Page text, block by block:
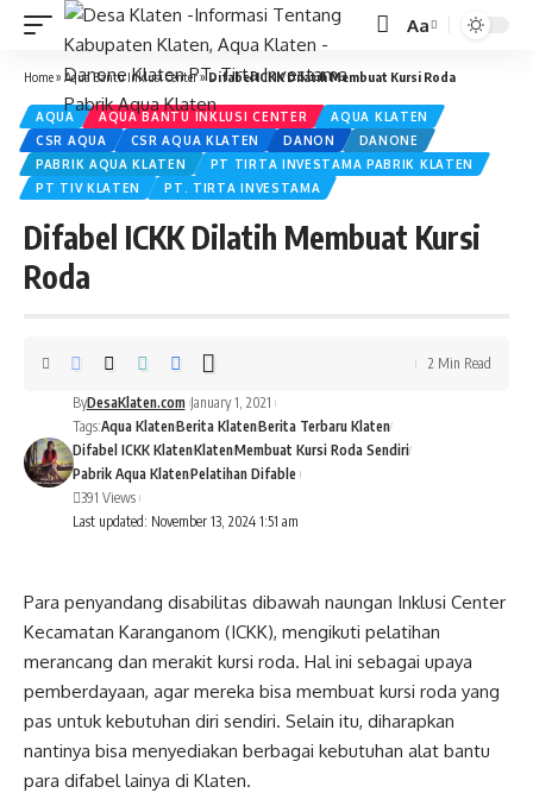
Font
Resizer
Aa
Home» Aqua Bantu Inklusi Center» Difabel ICKK Dilatih Membuat Kursi Roda
AQUA AQUA BANTU INKLUSI CENTER
AQUA KLATEN
CSR AQUA
CSR AQUA KLATEN DANON
DANONE
PABRIK AQUA KLATEN
PT TIRTA INVESTAMA PABRIK KLATEN
PT TIV KLATEN
PT. TIRTA INVESTAMA
Difabel ICKK Dilatih Membuat Kursi
Roda
Last updated: November 13, 2024 1:51 am
ByDesaKlaten.com January 1, 2021
Tags:Aqua KlatenBerita KlatenBerita Terbaru Klaten
Difabel ICKK KlatenKlatenMembuat Kursi Roda Sendiri
Pabrik Aqua KlatenPelatihan Difable
391 Views
2 Min Read
Para penyandang disabilitas dibawah naungan Inklusi Center
Kecamatan Karanganom (ICKK), mengikuti pelatihan
merancang dan merakit kursi roda. Hal ini sebagai upaya
pemberdayaan, agar mereka bisa membuat kursi roda yang
pas untuk kebutuhan diri sendiri. Selain itu, diharapkan
nantinya bisa menyediakan berbagai kebutuhan alat bantu
para difabel lainya di Klaten.